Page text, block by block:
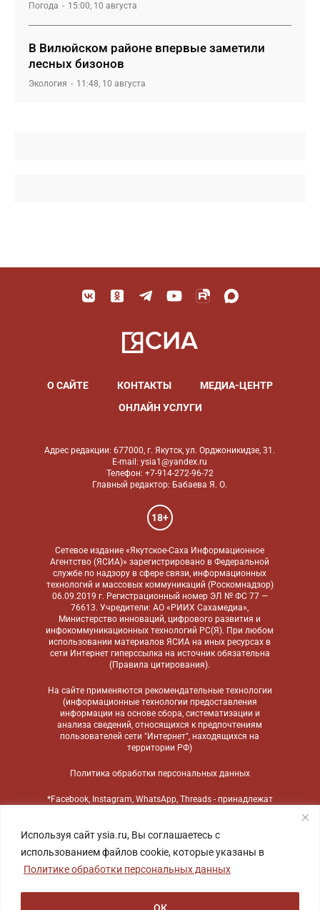
Используя сайт ysia.ru, Вы соглашаетесь с
использованием файлов cookie, которые указаны в
Политике обработки персональных данных
ОК
Погода 15:00, 10 августа
В Вилюйском районе впервые заметили
лесных бизонов
Экология 11:48, 10 августа
О САЙТЕ КОНТАКТЫ
МЕДИА-ЦЕНТР
ОНЛАЙН УСЛУГИ
Адрес редакции: 677000, г. Якутск, ул. Орджоникидзе, 31.
E-mail: ysia1@yandex.ru
Телефон: +7-914-272-96-72
Главный редактор: Бабаева Я. О.
18+
Сетевое издание «Якутское-Саха Информационное
Агентство (ЯСИА)» зарегистрировано в Федеральной
службе по надзору в сфере связи, информационных
технологий и массовых коммуникаций (Роскомнадзор)
06.09.2019 г. Регистрационный номер ЭЛ № ФС 77 —
76613. Учредители: АО «РИИХ Сахамедиа»,
Министерство инноваций, цифрового развития и
инфокоммуникационных технологий РС(Я). При любом
использовании материалов ЯСИА на иных ресурсах в
сети Интернет гиперссылка на источник обязательна
(Правила цитирования).
На сайте применяются рекомендательные технологии
(информационные технологии предоставления
информации на основе сбора, систематизации и
анализа сведений, относящихся к предпочтениям
пользователей сети "Интернет", находящихся на
территории РФ)
Политика обработки персональных данных
*Facebook, Instagram, WhatsApp, Threads - принадлежат